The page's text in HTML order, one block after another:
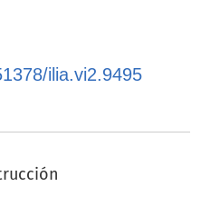
ilia.vi2.9495